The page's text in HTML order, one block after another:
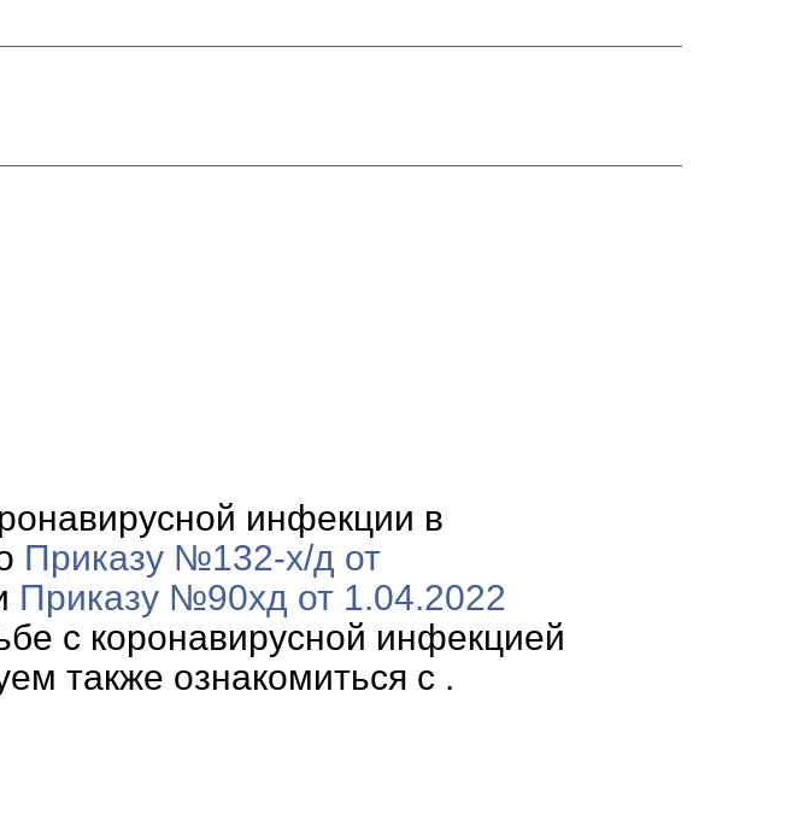
инфекции в
Приказу №132-х/д от
Приказу №90хд от 1.04.2022
с коронавирусной инфекцией
также ознакомиться с .